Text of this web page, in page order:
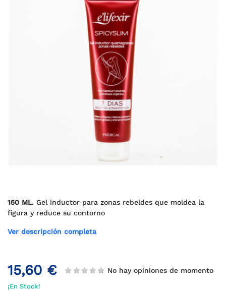
150 ML. Gel inductor para zonas rebeldes que moldea la
figura y reduce su contorno
Ver descripción completa
15,60 € No hay opiniones de momento
¡En Stock!